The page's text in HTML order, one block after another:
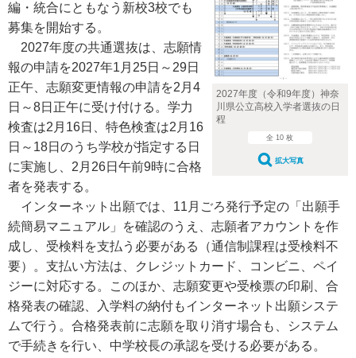
2027年度（令和9年度）神奈
川県公立高校入学者選抜の日
程
全 10 枚
拡大写真
編・統合にともなう新校3校でも
募集を開始する。
2027年度の共通選抜は、志願情
報の申請を2027年1月25日～29日
正午、志願変更情報の申請を2月4
日～8日正午に受け付ける。学力
検査は2月16日、特色検査は2月16
日～18日のうち学校が指定する日
に実施し、2月26日午前9時に合格
者を発表する。
インターネット出願では、11月ごろ発行予定の「出願手
続簡易マニュアル」を確認のうえ、志願者アカウントを作
成し、受検料を支払う必要がある（通信制課程は受検料不
要）。支払い方法は、クレジットカード、コンビニ、ペイ
ジーに対応する。このほか、志願変更や受検票の印刷、合
格発表の確認、入学料の納付もインターネット出願システ
ムで行う。合格発表前に志願を取り消す場合も、システム
で手続きを行い、中学校長の承認を受ける必要がある。